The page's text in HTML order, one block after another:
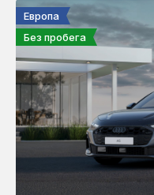
Европа
Без пробега